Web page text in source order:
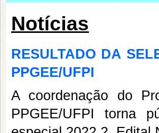
Notícias
RESULTADO DA
PPGEE/UFPI
A coordenação do
PPGEE/UFPI torna